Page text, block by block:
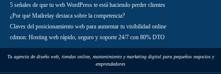
5 señales de que tu web WordPress te está haciendo perder clientes
¿Por qué Mailrelay destaca sobre la competencia?
Claves del posicionamiento web para aumentar tu visibilidad online
cdmon: Hosting web rápido, seguro y soporte 24/7 con 80% DTO
Tu agencia de diseño web, tiendas online, mantenimiento y marketing digital para pequeños negocios y
emprendedores